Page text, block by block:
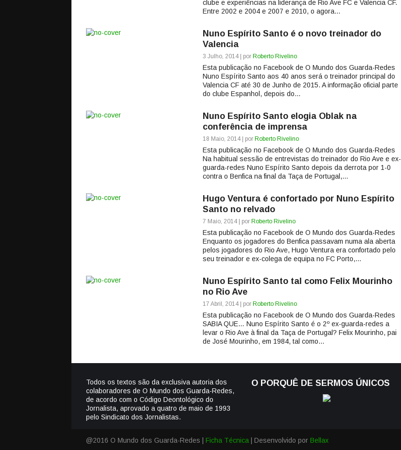
clube e experiências na liderança de Rio Ave FC e Valencia CF.
Entre 2002 e 2004 e 2007 e 2010, o agora...
Nuno Espírito Santo é o novo treinador do
Valencia
3 Julho, 2014 | por Roberto Rivelino
Esta publicação no Facebook de O Mundo dos Guarda-Redes
Nuno Espírito Santo aos 40 anos será o treinador principal do
Valencia CF até 30 de Junho de 2015. A informação oficial parte
do clube Espanhol, depois do...
Nuno Espírito Santo elogia Oblak na
conferência de imprensa
18 Maio, 2014 | por Roberto Rivelino
Esta publicação no Facebook de O Mundo dos Guarda-Redes
Na habitual sessão de entrevistas do treinador do Rio Ave e ex-
guarda-redes Nuno Espírito Santo depois da derrota por 1-0
contra o Benfica na final da Taça de Portugal,...
Hugo Ventura é confortado por Nuno Espírito
Santo no relvado
7 Maio, 2014 | por Roberto Rivelino
Esta publicação no Facebook de O Mundo dos Guarda-Redes
Enquanto os jogadores do Benfica passavam numa ala aberta
pelos jogadores do Rio Ave, Hugo Ventura era confortado pelo
seu treinador e ex-colega de equipa no FC Porto,...
Nuno Espírito Santo tal como Felix Mourinho
no Rio Ave
17 Abril, 2014 | por Roberto Rivelino
Esta publicação no Facebook de O Mundo dos Guarda-Redes
SABIA QUE… Nuno Espírito Santo é o 2º ex-guarda-redes a
levar o Rio Ave à final da Taça de Portugal? Felix Mourinho, pai
de José Mourinho, em 1984, tal como...
Todos os textos são da exclusiva autoria dos
colaboradores de O Mundo dos Guarda-Redes,
de acordo com o Código Deontológico do
Jornalista, aprovado a quatro de maio de 1993
pelo Sindicato dos Jornalistas.
O PORQUÊ DE SERMOS ÚNICOS
@2016 O Mundo dos Guarda-Redes | Ficha Técnica | Desenvolvido por Bellax